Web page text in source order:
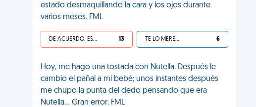
estado desmaquillando la cara y los ojos durante
varios meses. FML
DE ACUERDO, ES UNA VIDA HP 13 TE LO MERECES 6
Hoy, me hago una tostada con Nutella. Después le
cambio el pañal a mi bebé; unos instantes después
me chupo la punta del dedo pensando que era
Nutella... Gran error. FML